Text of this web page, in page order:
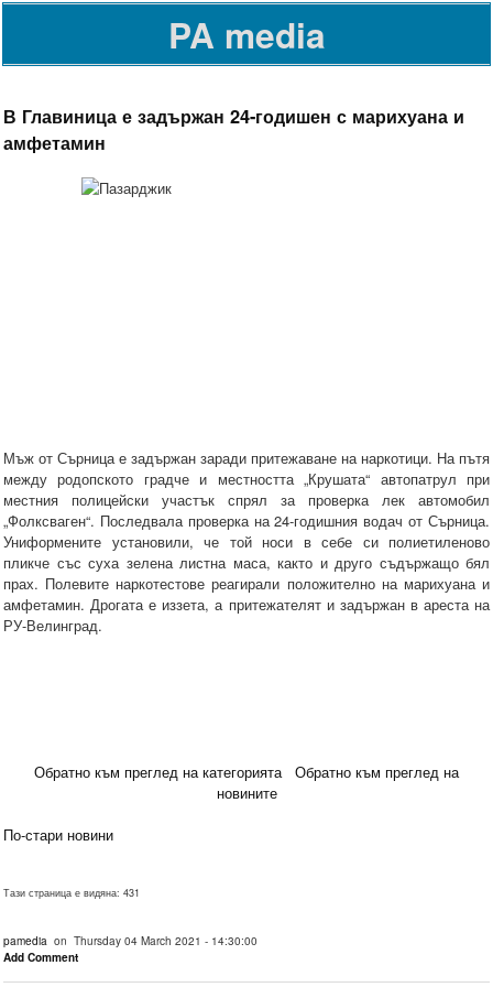
PA media
В Главиница е задържан 24-годишен с марихуана и
амфетамин
Мъж от Сърница е задържан заради притежаване на наркотици. На пътя
между родопското градче и местността „Крушата“ автопатрул при
местния полицейски участък спрял за проверка лек автомобил
„Фолксваген“. Последвала проверка на 24-годишния водач от Сърница.
Униформените установили, че той носи в себе си полиетиленово
пликче със суха зелена листна маса, както и друго съдържащо бял
прах. Полевите наркотестове реагирали положително на марихуана и
амфетамин. Дрогата е иззета, а притежателят и задържан в ареста на
РУ-Велинград.
Обратно към преглед на категорията
Обратно към преглед на
новините
По-стари новини
Тази страница е видяна: 431
pamedia on Thursday 04 March 2021 - 14:30:00
Add Comment